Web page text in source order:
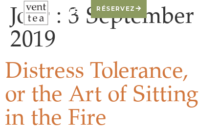
RÉSERVEZ
Jour : 3 September
2019
Distress Tolerance,
or the Art of Sitting
in the Fire